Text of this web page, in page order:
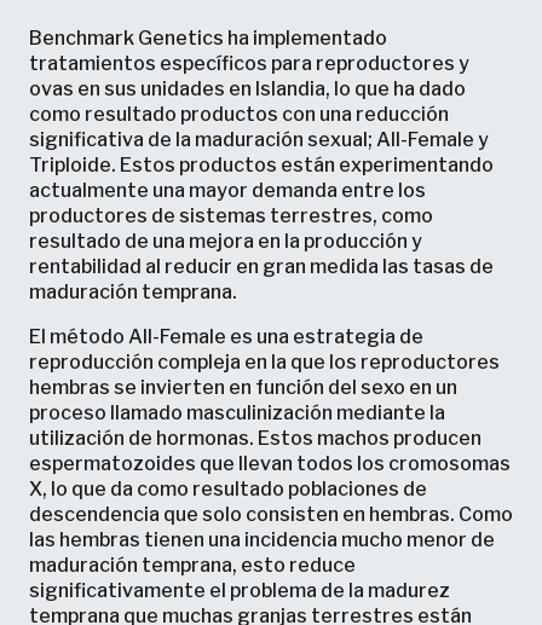
Benchmark Genetics ha implementado
tratamientos específicos para reproductores y
ovas en sus unidades en Islandia, lo que ha dado
como resultado productos con una reducción
significativa de la maduración sexual; All-Female y
Triploide. Estos productos están experimentando
actualmente una mayor demanda entre los
productores de sistemas terrestres, como
resultado de una mejora en la producción y
rentabilidad al reducir en gran medida las tasas de
maduración temprana.
El método All-Female es una estrategia de
reproducción compleja en la que los reproductores
hembras se invierten en función del sexo en un
proceso llamado masculinización mediante la
utilización de hormonas. Estos machos producen
espermatozoides que llevan todos los cromosomas
X, lo que da como resultado poblaciones de
descendencia que solo consisten en hembras. Como
las hembras tienen una incidencia mucho menor de
maduración temprana, esto reduce
significativamente el problema de la madurez
temprana que muchas granjas terrestres están